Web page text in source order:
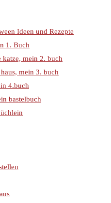
Ideen und Rezepte
1. Buch
katze, mein 2. buch
mein 3. buch
4.buch
bastelbuch